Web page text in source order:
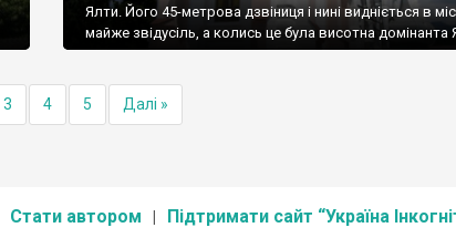
Ялти. Його 45-метрова дзвіниця і нині видніється в
майже звідусіль, а колись це була висотна домінанта
3 4 5 Далі »
Стати автором Підтримати сайт “Україна